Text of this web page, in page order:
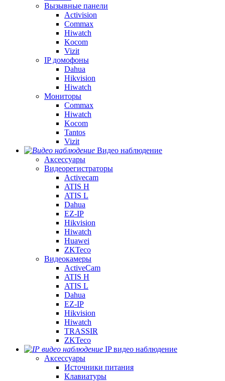
Вызывные панели
Activision
Commax
Hiwatch
Kocom
Vizit
IP домофоны
Dahua
Hikvision
Hiwatch
Мониторы
Commax
Hiwatch
Kocom
Tantos
Vizit
Видео наблюдение
Аксессуары
Видеорегистраторы
Activecam
ATIS H
ATIS L
Dahua
EZ-IP
Hikvision
Hiwatch
Huawei
ZKTeco
Видеокамеры
ActiveCam
ATIS H
ATIS L
Dahua
EZ-IP
Hikvision
Hiwatch
TRASSIR
ZKTeco
IP видео наблюдение
Аксессуары
Источники питания
Клавиатуры